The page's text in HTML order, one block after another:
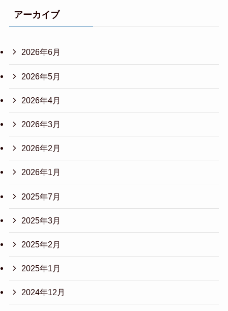
アーカイブ
2026年6月
2026年5月
2026年4月
2026年3月
2026年2月
2026年1月
2025年7月
2025年3月
2025年2月
2025年1月
2024年12月